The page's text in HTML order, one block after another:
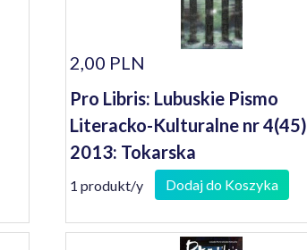
2,00 PLN
Pro Libris: Lubuskie Pismo
Literacko-Kulturalne nr 4(45)
2013: Tokarska
1 produkt/y Dodaj do Koszyka